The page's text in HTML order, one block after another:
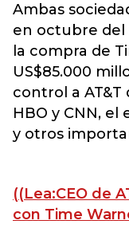
Ambas
en octubre del
la compra de
US$85.000
control a AT&T
HBO y CNN,
y otros
((Lea:CEO de
con Time